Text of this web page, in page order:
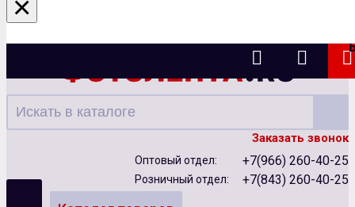
Казань
Заказать звонок
Оптовый отдел: +7(966) 260-40-25
Розничный отдел: +7(843) 260-40-25
×